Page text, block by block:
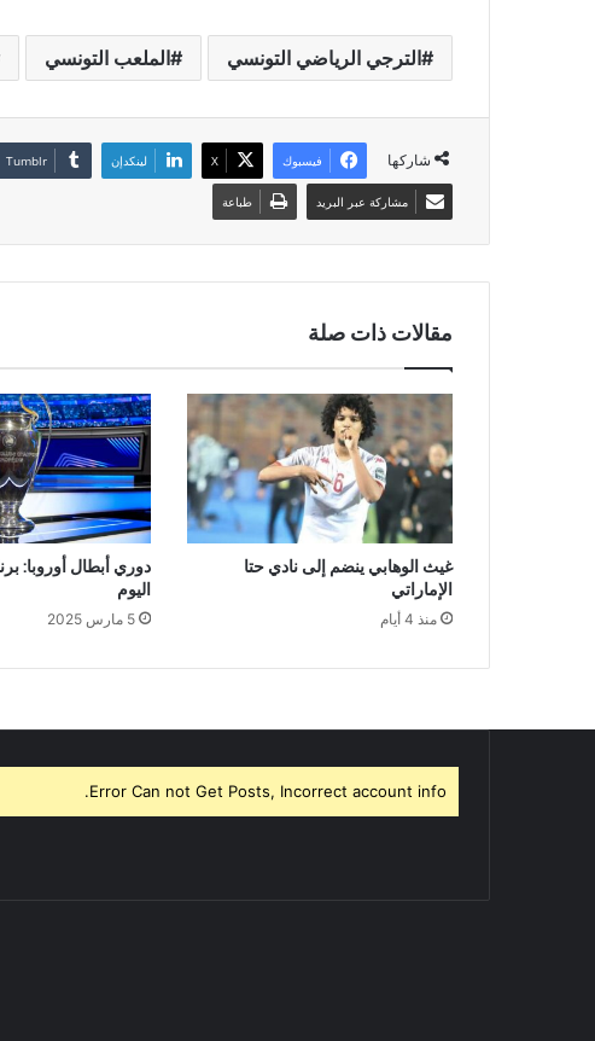
الترجي الرياضي التونسي الملعب التونسي
شاركها فيسبوك ‫X لينكدإن
مشاركة عبر البريد طباعة
مقالات ذات صلة
غيث الوهابي ينضم إلى نادي حتا
الإماراتي
منذ 4 أيام
دوري أبطال أوروبا:
اليوم
5 مارس 2025
Error Can not Get Posts, Incorrect account info.